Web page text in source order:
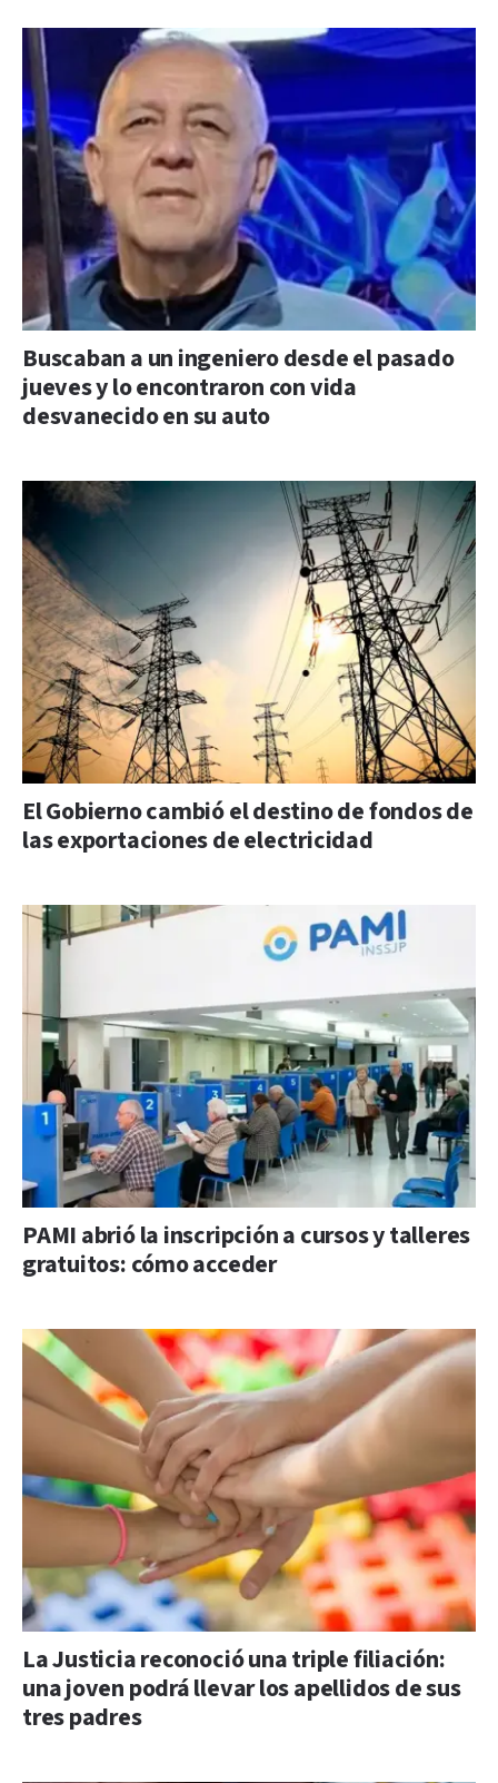
Buscaban a un ingeniero desde el pasado
jueves y lo encontraron con vida
desvanecido en su auto
El Gobierno cambió el destino de fondos de
las exportaciones de electricidad
PAMI abrió la inscripción a cursos y talleres
gratuitos: cómo acceder
La Justicia reconoció una triple filiación:
una joven podrá llevar los apellidos de sus
tres padres